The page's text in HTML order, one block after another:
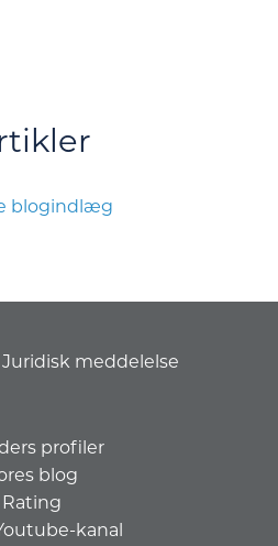
blogindlæg
Juridisk meddelelse
profiler
blog
Rating
kanal